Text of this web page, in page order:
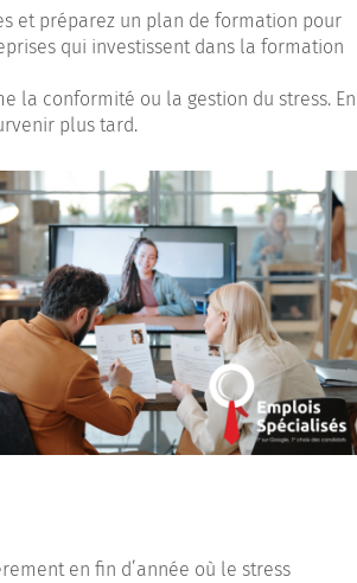
et préparez un plan de formation pour
qui investissent dans la formation
la conformité ou la gestion du stress. En
plus tard.
en fin d’année où le stress